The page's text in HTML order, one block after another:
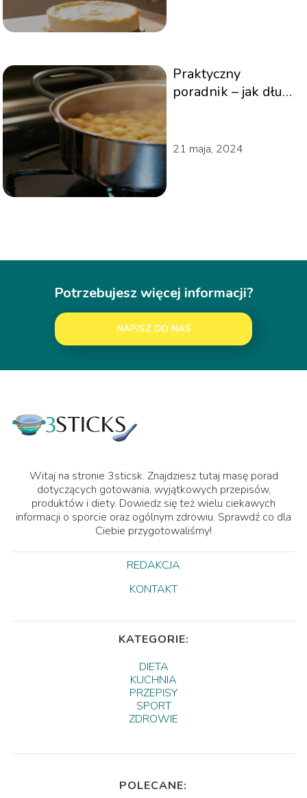
Praktyczny
poradnik – jak długo
21 maja, 2024
Potrzebujesz więcej informacji?
NAPISZ DO NAS
Witaj na stronie 3sticsk. Znajdziesz tutaj masę porad
dotyczących gotowania, wyjątkowych przepisów,
produktów i diety. Dowiedz się też wielu ciekawych
informacji o sporcie oraz ogólnym zdrowiu. Sprawdź co dla
Ciebie przygotowaliśmy!
REDAKCJA
KONTAKT
KATEGORIE:
DIETA
KUCHNIA
PRZEPISY
SPORT
ZDROWIE
POLECANE: